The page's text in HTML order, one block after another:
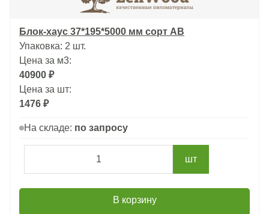
Блок-хаус 37*195*5000 мм сорт АВ
Упаковка: 2 шт.
Цена за м3:
40900 ₽
Цена за шт:
1476 ₽
На складе: по запросу
шт
В корзину